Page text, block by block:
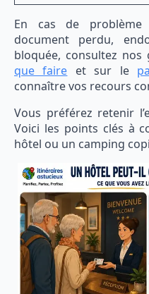
En cas de
document perdu,
bloquée, consultez nos
que faire et sur le
connaître vos recours
Vous préférez retenir
Voici les points clés à
hôtel ou un camping